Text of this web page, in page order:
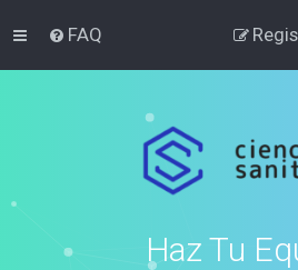
FAQ
Haz Tu